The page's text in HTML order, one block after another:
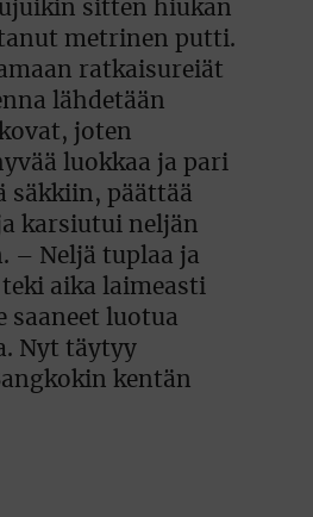
sitten hiukan
metrinen putti.
ratkaisureiät
lähdetään
joten
luokkaa ja pari
säkkiin, päättää
karsiutui neljän
– Neljä tuplaa ja
aika laimeasti
saaneet luotua
Nyt täytyy
kentän